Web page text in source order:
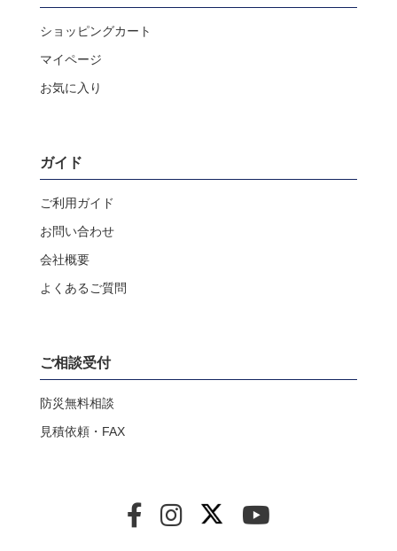
ショッピングカート
マイページ
お気に入り
ガイド
ご利用ガイド
お問い合わせ
会社概要
よくあるご質問
ご相談受付
防災無料相談
見積依頼・FAX